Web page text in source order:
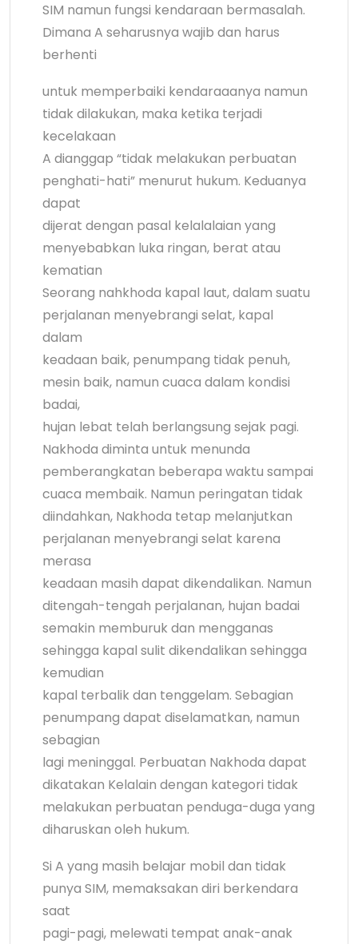
SIM namun fungsi kendaraan bermasalah.
Dimana A seharusnya wajib dan harus
berhenti
untuk memperbaiki kendaraaanya namun
tidak dilakukan, maka ketika terjadi
kecelakaan
A dianggap “tidak melakukan perbuatan
penghati-hati” menurut hukum. Keduanya
dapat
dijerat dengan pasal kelalalaian yang
menyebabkan luka ringan, berat atau
kematian
Seorang nahkhoda kapal laut, dalam suatu
perjalanan menyebrangi selat, kapal
dalam
keadaan baik, penumpang tidak penuh,
mesin baik, namun cuaca dalam kondisi
badai,
hujan lebat telah berlangsung sejak pagi.
Nakhoda diminta untuk menunda
pemberangkatan beberapa waktu sampai
cuaca membaik. Namun peringatan tidak
diindahkan, Nakhoda tetap melanjutkan
perjalanan menyebrangi selat karena
merasa
keadaan masih dapat dikendalikan. Namun
ditengah-tengah perjalanan, hujan badai
semakin memburuk dan mengganas
sehingga kapal sulit dikendalikan sehingga
kemudian
kapal terbalik dan tenggelam. Sebagian
penumpang dapat diselamatkan, namun
sebagian
lagi meninggal. Perbuatan Nakhoda dapat
dikatakan Kelalain dengan kategori tidak
melakukan perbuatan penduga-duga yang
diharuskan oleh hukum.
Si A yang masih belajar mobil dan tidak
punya SIM, memaksakan diri berkendara
saat
pagi-pagi, melewati tempat anak-anak